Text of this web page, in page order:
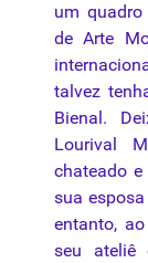
um
de Arte
talvez
Bienal.
Lourival
chateado
sua
entanto,
seu ateliê